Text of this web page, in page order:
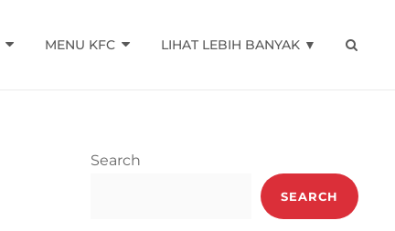
MENU KFC LIHAT LEBIH BANYAK ▼
Search
SEARCH